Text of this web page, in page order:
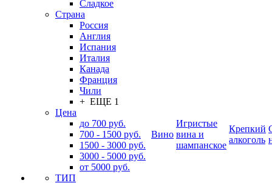
Сладкое
Страна
Россия
Англия
Испания
Италия
Канада
Франция
Чили
+ ЕЩЕ 1
Цена
до 700 руб.
700 - 1500 руб.
1500 - 3000 руб.
3000 - 5000 руб.
от 5000 руб.
ТИП
Вино
Игристые
вина и
шампанское
Крепкий
алкоголь